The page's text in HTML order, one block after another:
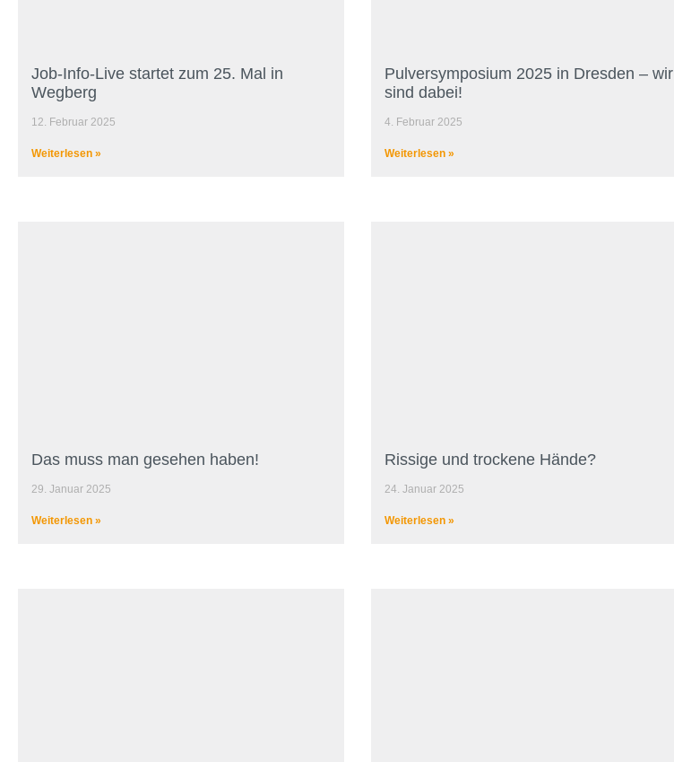
Job-Info-Live startet zum 25. Mal in
Wegberg
12. Februar 2025
Weiterlesen »
Pulversymposium 2025 in Dresden – wir
sind dabei!
4. Februar 2025
Weiterlesen »
Das muss man gesehen haben!
29. Januar 2025
Weiterlesen »
Rissige und trockene Hände?
24. Januar 2025
Weiterlesen »